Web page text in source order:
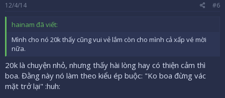
12/4/14 #6
hainam đã viết:
Mình cho nó 20k thấy cũng vui vẻ lắm còn cho mình cả xấp vé mời
nữa.
20k là chuyện nhỏ, nhưng thấy hài lòng hay có thiện cảm thì
boa. Đằng này nó làm theo kiểu ép buộc: "Ko boa đừng vác
mặt trở lại" :huh: